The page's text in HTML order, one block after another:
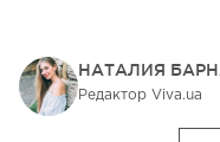
НАТАЛИЯ
Редактор Viva.ua